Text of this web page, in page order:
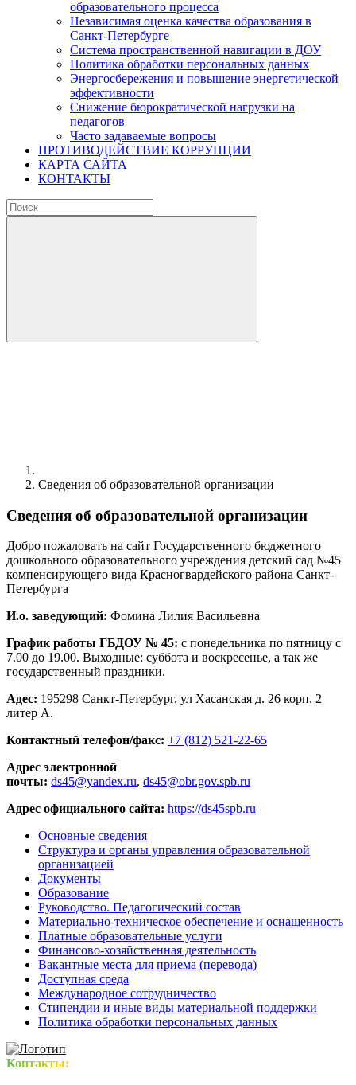
образовательного процесса
Независимая оценка качества образования в
Санкт-Петербурге
Система пространственной навигации в ДОУ
Политика обработки персональных данных
Энергосбережения и повышение энергетической
эффективности
Снижение бюрократической нагрузки на
педагогов
Часто задаваемые вопросы
ПРОТИВОДЕЙСТВИЕ КОРРУПЦИИ
КАРТА САЙТА
КОНТАКТЫ
Сведения об образовательной организации
Сведения об образовательной организации
Добро пожаловать на сайт Государственного бюджетного
дошкольного образовательного учреждения детский сад №45
компенсирующего вида Красногвардейского района Санкт-
Петербурга
И.о. заведующий: Фомина Лилия Васильевна
График работы ГБДОУ № 45: с понедельника по пятницу с
7.00 до 19.00. Выходные: суббота и воскресенье, а так же
государственный праздники.
Адес: 195298 Санкт-Петербург, ул Хасанская д. 26 корп. 2
литер А.
Контактный телефон/факс: +7 (812) 521-22-65
Адрес электронной
почты: ds45@yandex.ru, ds45@obr.gov.spb.ru
Адрес официального сайта: https://ds45spb.ru
Основные сведения
Структура и органы управления образовательной
организацией
Документы
Образование
Руководство. Педагогический состав
Материально-техническое обеспечение и оснащенность
Платные образовательные услуги
Финансово-хозяйственная деятельность
Вакантные места для приема (перевода)
Доступная среда
Международное сотрудничество
Стипендии и иные виды материальной поддержки
Политика обработки персональных данных
Контакты: